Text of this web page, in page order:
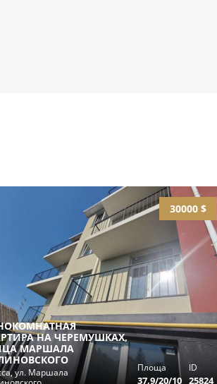
30000 $
НА ЧЕРЕМУШКАХ,
МАРШАЛА
ул. Маршала
Площа
37,9/20/10
ID
25824